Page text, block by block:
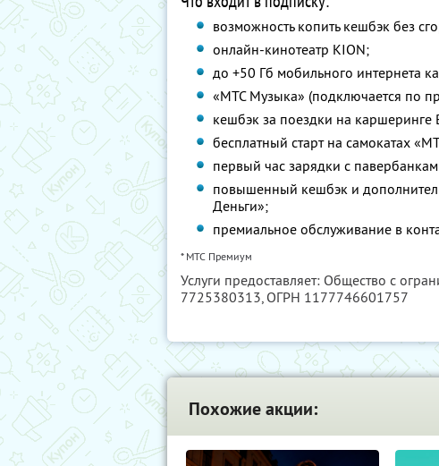
возможность копить кешбэк без
онлайн-кинотеатр KION;
до +50 Гб мобильного интернета
«МТС Музыка» (подключается по
кешбэк за поездки на каршеринге
бесплатный старт на самокатах
первый час зарядки с
повышенный кешбэк и
Деньги»;
премиальное обслуживание в
* МТС Премиум
Услуги предоставляет: Общество с
7725380313, ОГРН 1177746601757
Похожие акции: